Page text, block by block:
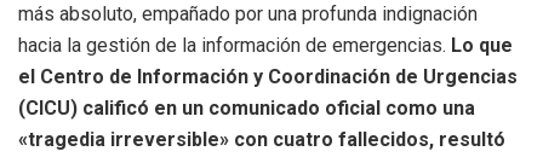
más absoluto, empañado por una profunda indignación
hacia la gestión de la información de emergencias. Lo que
el Centro de Información y Coordinación de Urgencias
(CICU) calificó en un comunicado oficial como una
«tragedia irreversible» con cuatro fallecidos, resultó